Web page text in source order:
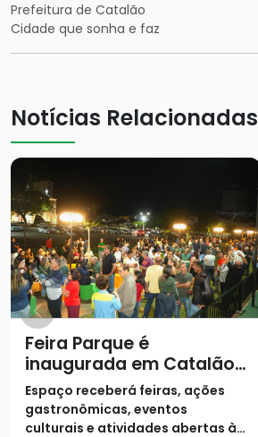
Prefeitura de Catalão
Cidade que sonha e faz
Notícias Relacionadas
Feira Parque é
inaugurada em Catalão
e inicia funcionamento
para eventos e feiras
Espaço receberá feiras, ações
gastronômicas, eventos
culturais e atividades abertas à